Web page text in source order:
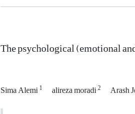
The psychological (emotional
Sima Alemi1 alireza moradi2 Arash